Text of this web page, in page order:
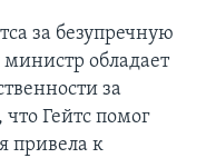
за безупречную
обладает
за
Гейтс помог
привела к